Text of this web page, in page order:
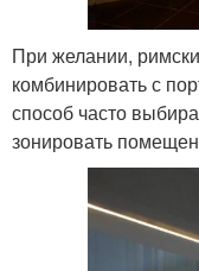
При желании,
комбинировать с
способ часто
зонировать